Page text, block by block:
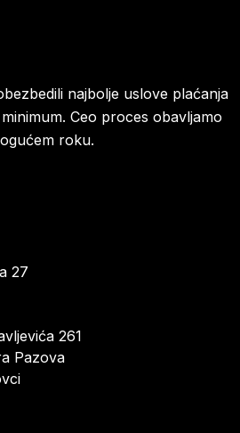
najbolje uslove plaćanja
Ceo proces obavljamo
roku.
27
261
Pazova